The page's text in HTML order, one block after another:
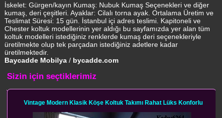
İskelet: Gürgen/kayın Kumaş: Nubuk Kumaş Seçenekleri ve diğer
kumaş, deri çeşitleri. Ayaklar: Cilalı torna ayak. Ortalama Üretim ve
Teslimat Süresi: 15 gün. İstanbul içi adres teslimi. Kapitoneli ve
Chester koltuk modellerinin yer aldığı bu sayfamızda yer alan tüm
koltuk modelleri istediğiniz renklerde kumaş deri seçenekleriyle
üretilmekte olup tek parçadan istediğiniz adetlere kadar
üretilmektedir.
Baycadde Mobilya/ bycadde.com
Sizin için seçtiklerimiz
Vintage Modern Klasik Köşe Koltuk Takımı Rahat Lüks Konforlu